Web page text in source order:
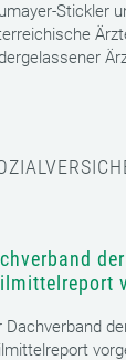
Stickler
Dachverband